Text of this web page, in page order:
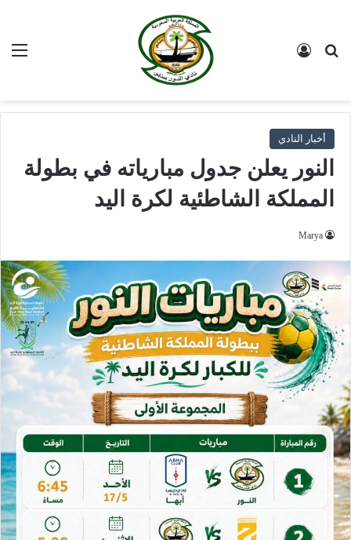
بحث عن
أخبار النادي
النور يعلن جدول مبارياته في بطولة
المملكة الشاطئية لكرة اليد
Marya